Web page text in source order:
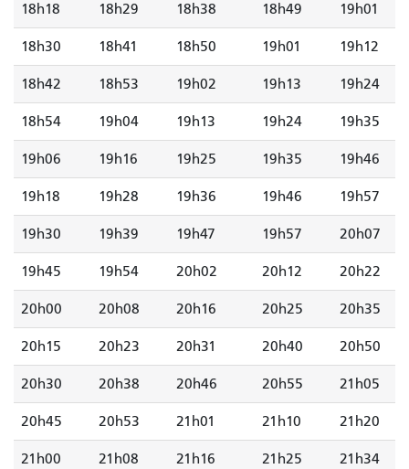
18h18 18h29 18h38 18h49 19h01
18h30 18h41 18h50 19h01 19h12
18h42 18h53 19h02 19h13 19h24
18h54 19h04 19h13 19h24 19h35
19h06 19h16 19h25 19h35 19h46
19h18 19h28 19h36 19h46 19h57
19h30 19h39 19h47 19h57 20h07
19h45 19h54 20h02 20h12 20h22
20h00 20h08 20h16 20h25 20h35
20h15 20h23 20h31 20h40 20h50
20h30 20h38 20h46 20h55 21h05
20h45 20h53 21h01 21h10 21h20
21h00 21h08 21h16 21h25 21h34